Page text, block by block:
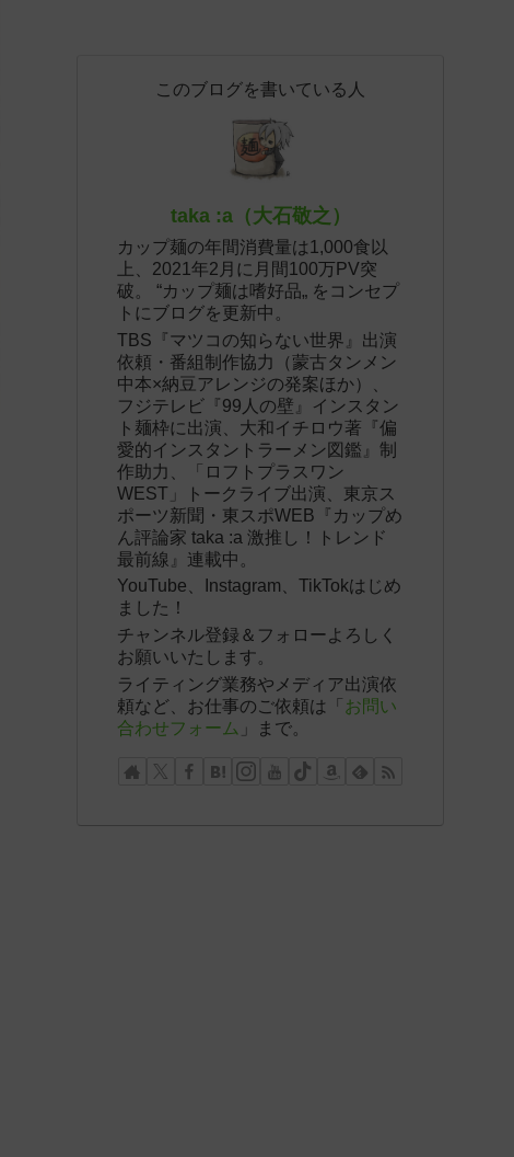
このブログを書いている人
taka :a（大石敬之）
カップ麺の年間消費量は1,000食以
上、2021年2月に月間100万PV突
破。 “カップ麺は嗜好品„ をコンセプ
トにブログを更新中。
TBS『マツコの知らない世界』出演
依頼・番組制作協力（蒙古タンメン
中本×納豆アレンジの発案ほか）、
フジテレビ『99人の壁』インスタン
ト麺枠に出演、大和イチロウ著『偏
愛的インスタントラーメン図鑑』制
作助力、「ロフトプラスワン
WEST」トークライブ出演、東京ス
ポーツ新聞・東スポWEB『カップめ
ん評論家 taka :a 激推し！トレンド
最前線』連載中。
YouTube、Instagram、TikTokはじめ
ました！
チャンネル登録＆フォローよろしく
お願いいたします。
ライティング業務やメディア出演依
頼など、お仕事のご依頼は「 お問い
合わせフォーム 」まで。